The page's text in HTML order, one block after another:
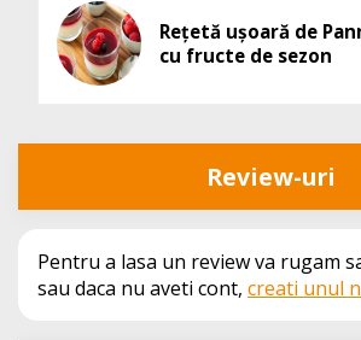
Rețetă ușoară de
cu fructe de sezon
Review-uri
Pentru a lasa un review va rugam
sau daca nu aveti cont, creati unul